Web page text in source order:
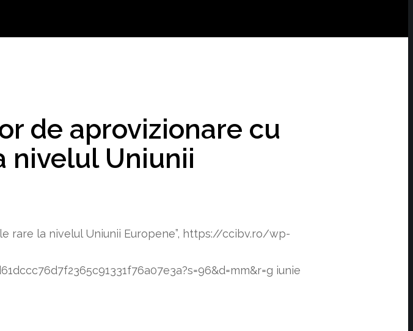
de aprovizionare cu
nivelul Uniunii
rare la nivelul Uniunii Europene”, https://ccibv.ro/wp-
iunie